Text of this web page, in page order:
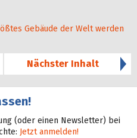
Gebäude der Welt werden
Nächster Inhalt
(oder einen Newsletter) bei
Jetzt anmelden!